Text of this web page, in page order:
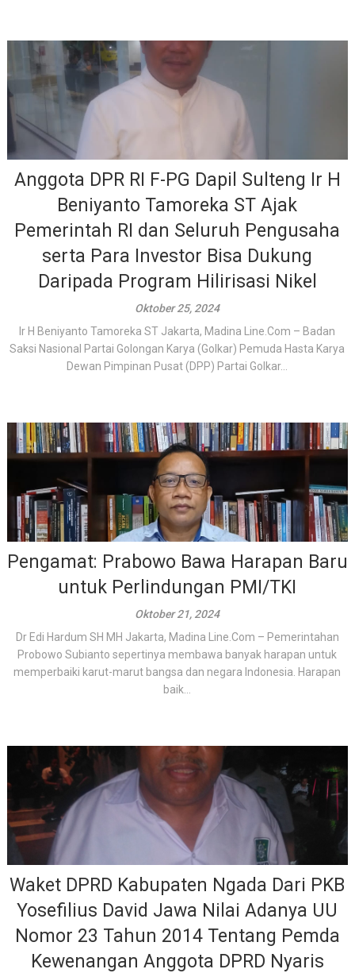
Anggota DPR RI F-PG Dapil Sulteng Ir H
Beniyanto Tamoreka ST Ajak
Pemerintah RI dan Seluruh Pengusaha
serta Para Investor Bisa Dukung
Daripada Program Hilirisasi Nikel
Oktober 25, 2024
Ir H Beniyanto Tamoreka ST Jakarta, Madina Line.Com – Badan
Saksi Nasional Partai Golongan Karya (Golkar) Pemuda Hasta Karya
Dewan Pimpinan Pusat (DPP) Partai Golkar...
Pengamat: Prabowo Bawa Harapan Baru
untuk Perlindungan PMI/TKI
Oktober 21, 2024
Dr Edi Hardum SH MH Jakarta, Madina Line.Com – Pemerintahan
Probowo Subianto sepertinya membawa banyak harapan untuk
memperbaiki karut-marut bangsa dan negara Indonesia. Harapan
baik...
Waket DPRD Kabupaten Ngada Dari PKB
Yosefilius David Jawa Nilai Adanya UU
Nomor 23 Tahun 2014 Tentang Pemda
Kewenangan Anggota DPRD Nyaris